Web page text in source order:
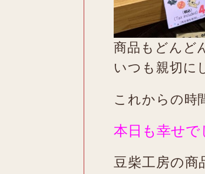
商品もどんど
いつも親切に
これからの時
本日も幸せで
豆柴工房の商